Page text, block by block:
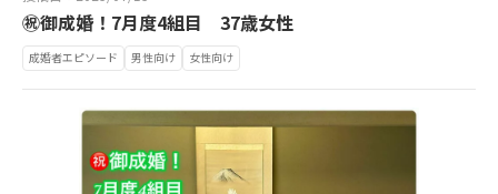
㊗御成婚！7月度4組目 37歳女性
成婚者エピソード 男性向け 女性向け